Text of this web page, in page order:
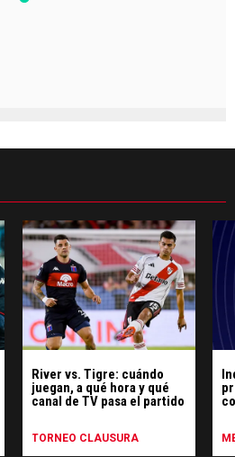
River vs. Tigre: cuándo
juegan, a qué hora y qué
canal de TV pasa el partido
TORNEO CLAUSURA